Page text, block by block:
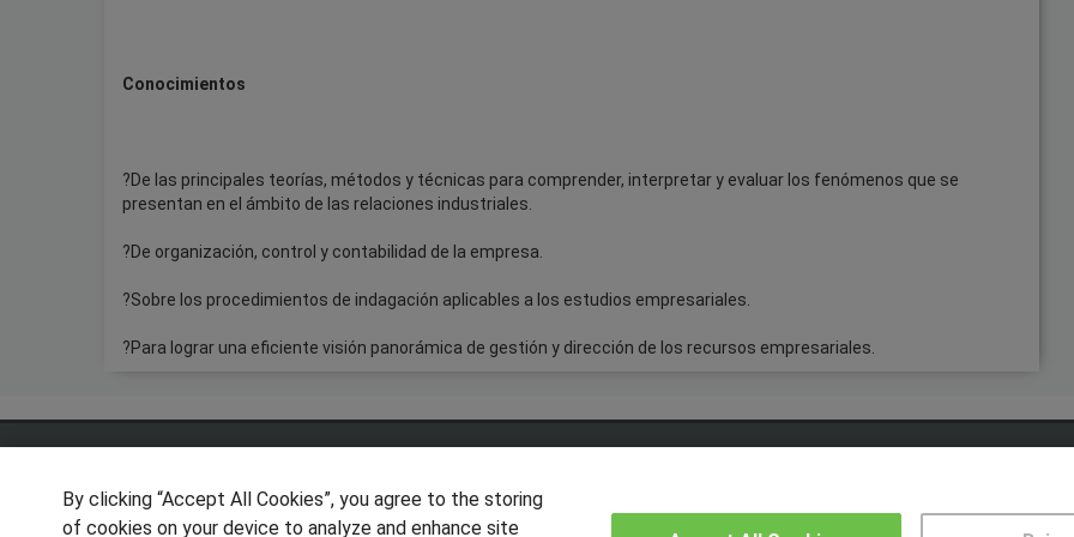
Conocimientos
?De las principales teorías, métodos y técnicas para comprender, interpretar y evaluar los fenómenos que se
presentan en el ámbito de las relaciones industriales.
?De organización, control y contabilidad de la empresa.
?Sobre los procedimientos de indagación aplicables a los estudios empresariales.
?Para lograr una eficiente visión panorámica de gestión y dirección de los recursos empresariales.
Muro de los idiomas
By clicking “Accept All Cookies”, you agree to the storing
of cookies on your device to analyze and enhance site